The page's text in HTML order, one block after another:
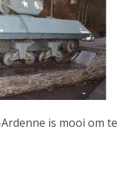
is mooi om te